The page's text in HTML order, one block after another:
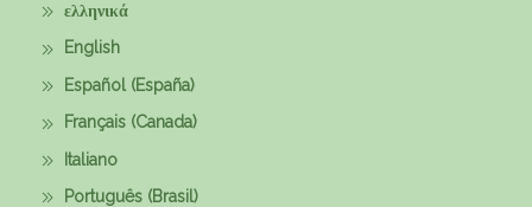
ελληνικά
English
Español (España)
Français (Canada)
Italiano
Português (Brasil)